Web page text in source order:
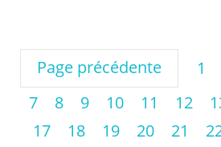
Page précédente 1
7
8 9 10 11 12
17
18 19 20 21